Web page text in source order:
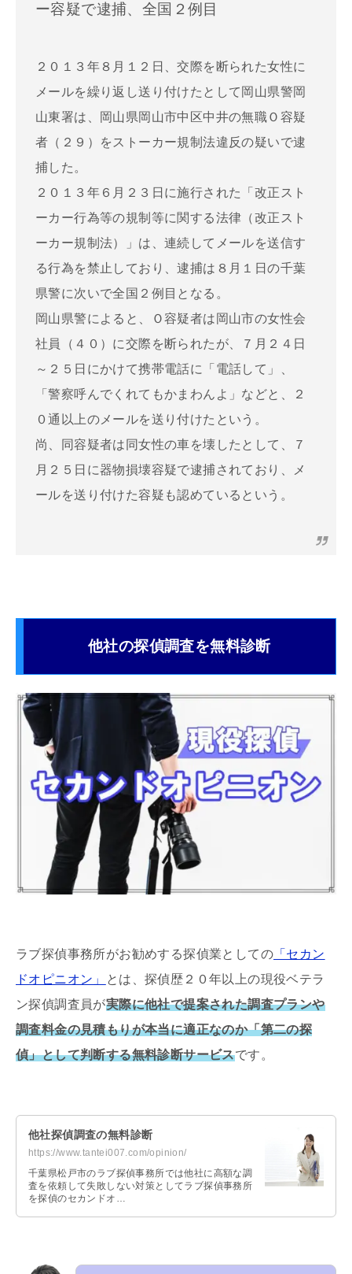
ー容疑で逮捕、全国２例目
２０１３年８月１２日、交際を断られた女性に
メールを繰り返し送り付けたとして岡山県警岡
山東署は、岡山県岡山市中区中井の無職Ｏ容疑
者（２９）をストーカー規制法違反の疑いで逮
捕した。
２０１３年６月２３日に施行された「改正スト
ーカー行為等の規制等に関する法律（改正スト
ーカー規制法）」は、連続してメールを送信す
る行為を禁止しており、逮捕は８月１日の千葉
県警に次いで全国２例目となる。
岡山県警によると、Ｏ容疑者は岡山市の女性会
社員（４０）に交際を断られたが、７月２４日
～２５日にかけて携帯電話に「電話して」、
「警察呼んでくれてもかまわんよ」などと、２
０通以上のメールを送り付けたという。
尚、同容疑者は同女性の車を壊したとして、７
月２５日に器物損壊容疑で逮捕されており、メ
ールを送り付けた容疑も認めているという。
他社の探偵調査を無料診断
ラブ探偵事務所がお勧めする探偵業としての 「セカン
ドオピニオン」
とは、探偵歴２０年以上の現役ベテラ
ン探偵調査員が実際に他社で提案された調査プランや
調査料金の見積もりが本当に適正なのか「第二の探
偵」として判断する無料診断サービスです。
他社探偵調査の無料診断
https://www.tantei007.com/opinion/
千葉県松戸市のラブ探偵事務所では他社に高額な調
査を依頼して失敗しない対策としてラブ探偵事務所
を探偵のセカンドオ…